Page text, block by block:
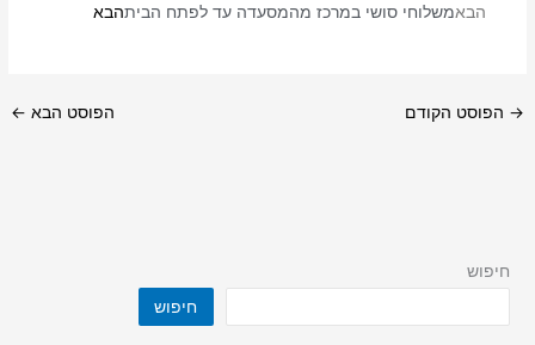
הבאמשלוחי סושי במרכז מהמסעדה עד לפתח הביתהבא
→ הפוסט הקודם הפוסט הבא ←
חיפוש
חיפוש